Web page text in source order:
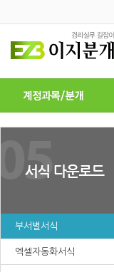
부서별서식
엑셀자동화서식